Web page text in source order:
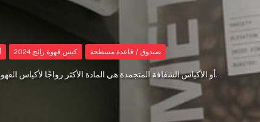
كيس قهوة رائج 2024 صندوق / قاعدة مسطحة
أكياس EVOH أو الأكياس الشفافة المتجمدة هي المادة الأكثر رواجًا لأكياس القهوة في عام 2024.